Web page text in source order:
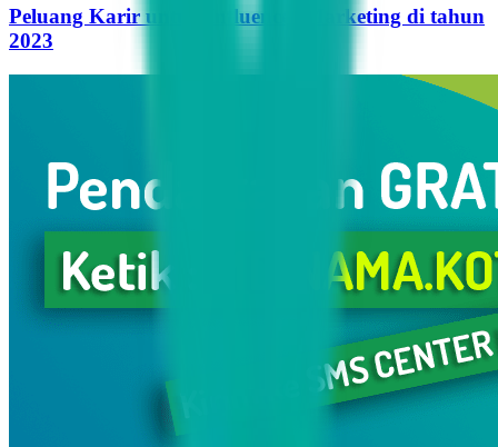
Peluang Karir untuk Influencer Marketing di tahun
2023